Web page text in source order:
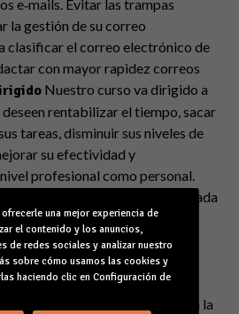
e‐mails. Evitar las trampas
la gestión de su correo
clasificar el correo electrónico de
con mayor rapidez correos
Nuestro curso va dirigido a
rentabilizar el tiempo, sacar
tareas, disminuir sus niveles de
su efectividad y
profesional como personal.
González Fernández
Licenciada
en Recursos Humanos y PRL.
Ha desarrollado su carrera
más de 20 años, siendo
Selección, Desarrollo y
Durante esta etapa colaboro en la
una mejor experiencia de
el contenido y los anuncios,
de redes sociales y analizar nuestro
sobre cómo usamos las cookies y
haciendo clic en Configuración de